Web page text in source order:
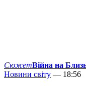
СюжетВійна на
Новини світу — 18:56